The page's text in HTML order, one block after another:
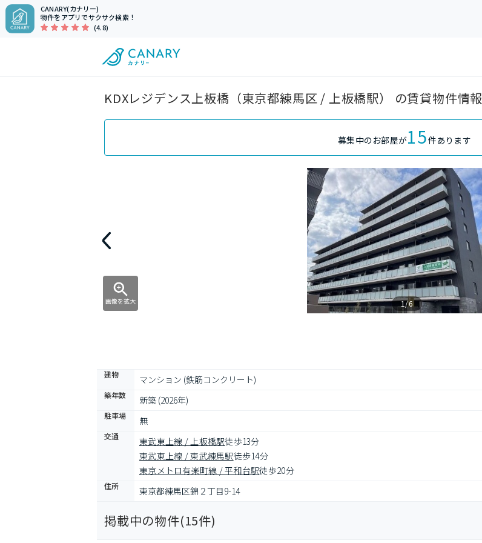
CANARY(カナリー)
物件をアプリでサクサク検索！
(4.8)
KDXレジデンス上板橋（東京都練馬区 / 上板橋駅） の賃貸物件情報
募集中のお部屋が15件あります
画像を拡大 1/6
建物 マンション (鉄筋コンクリート)
築年数 新築 (2026年)
駐車場 無
交通 東武東上線 / 上板橋駅徒歩13分
東武東上線 / 東武練馬駅徒歩14分
東京メトロ有楽町線 / 平和台駅徒歩20分
住所 東京都練馬区錦２丁目9-14
掲載中の物件(15件)